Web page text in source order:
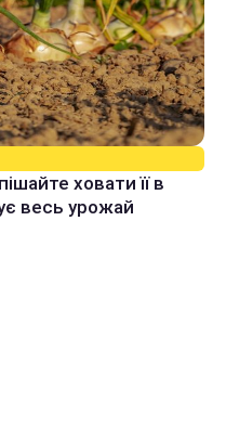
ховати її в
весь урожай